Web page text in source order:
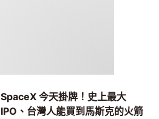
SpaceX 今天掛牌！史上最大
IPO、台灣人能買到馬斯克的火箭